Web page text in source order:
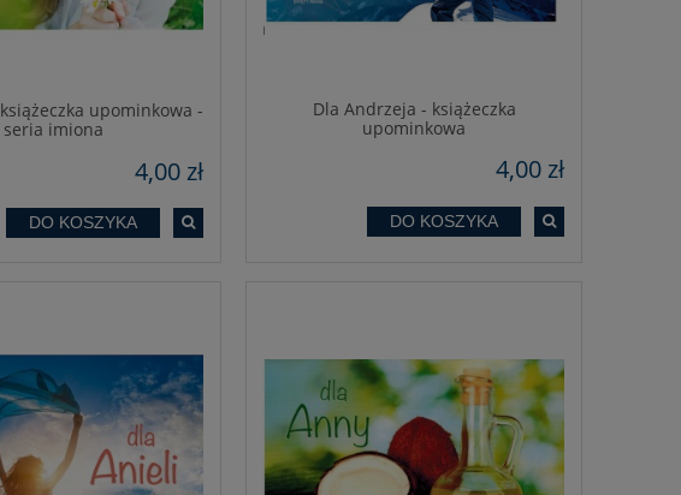
upominkowa -
seria imiona
4,00 zł
DO KOSZYKA
Dla Andrzeja - książeczka
upominkowa
4,00 zł
DO KOSZYKA